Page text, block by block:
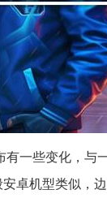
有一些变化，与
卓机型类似，